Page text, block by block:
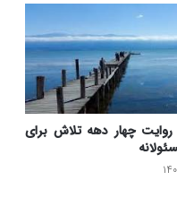
روایت چهار دهه تلاش برای
۱۳